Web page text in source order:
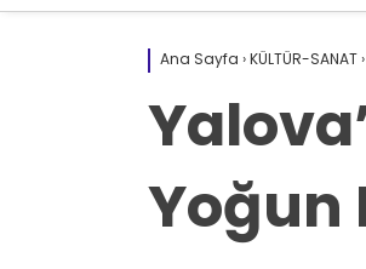
Ana Sayfa ›KÜLTÜR-SANAT›
Yoğun